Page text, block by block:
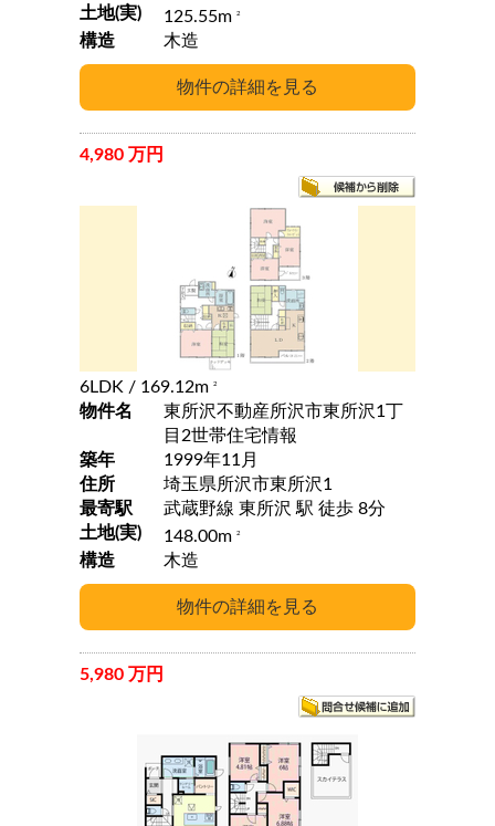
土地(実)
125.55m 2
構造 木造
4,980 万円
6LDK / 169.12m 2
物件名
東所沢不動産所沢市東所沢1丁
目2世帯住宅情報
築年
1999年11月
住所
埼玉県所沢市東所沢1
最寄駅
武蔵野線 東所沢 駅 徒歩 8分
土地(実)
148.00m 2
構造 木造
5,980 万円